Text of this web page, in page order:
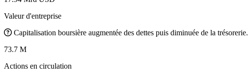
Valeur d'entreprise
Capitalisation boursière augmentée des dettes puis diminuée de la trésorerie.
73.7 M
Actions en circulation